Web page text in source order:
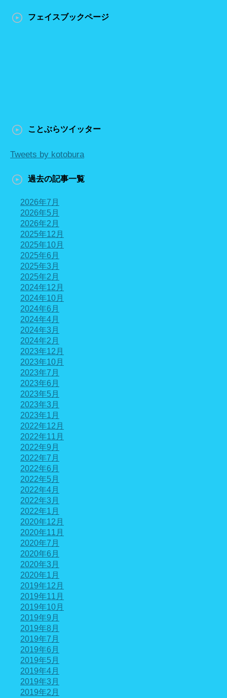
フェイスブックページ
ことぶらツイッター
Tweets by kotobura
過去の記事一覧
2026年7月
2026年5月
2026年2月
2025年12月
2025年10月
2025年6月
2025年3月
2025年2月
2024年12月
2024年10月
2024年6月
2024年4月
2024年3月
2024年2月
2023年12月
2023年10月
2023年7月
2023年6月
2023年5月
2023年3月
2023年1月
2022年12月
2022年11月
2022年9月
2022年7月
2022年6月
2022年5月
2022年4月
2022年3月
2022年1月
2020年12月
2020年11月
2020年7月
2020年6月
2020年3月
2020年1月
2019年12月
2019年11月
2019年10月
2019年9月
2019年8月
2019年7月
2019年6月
2019年5月
2019年4月
2019年3月
2019年2月